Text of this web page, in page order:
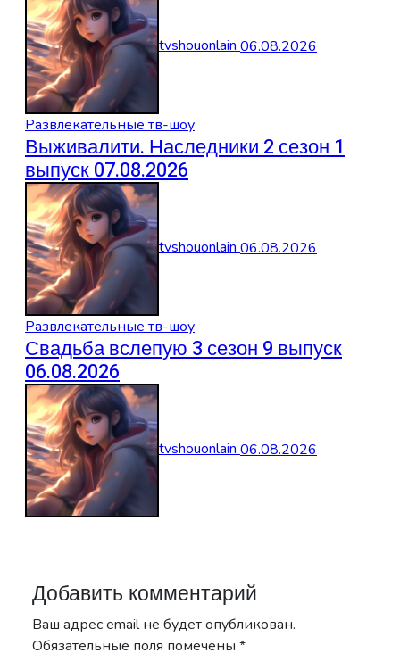
tvshouonlain06.08.2026
Развлекательные тв-шоу
Выживалити. Наследники 2 сезон 1
выпуск 07.08.2026
tvshouonlain06.08.2026
Развлекательные тв-шоу
Свадьба вслепую 3 сезон 9 выпуск
06.08.2026
tvshouonlain06.08.2026
Добавить комментарий
Ваш адрес email не будет опубликован.
Обязательные поля помечены *